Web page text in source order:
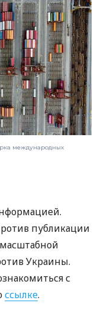
международных
публикации
Украины.
с
ссылке.